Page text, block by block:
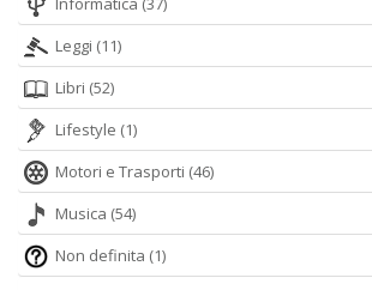
Leggi (11)
Libri (52)
Lifestyle (1)
Motori e Trasporti (46)
Musica (54)
Non definita (1)